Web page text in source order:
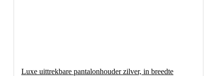
Luxe uittrekbare pantalonhouder zilver, in breedte